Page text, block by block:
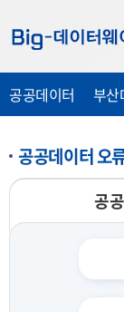
가
가
가
공공데이터 부산
공공데이터 오
공